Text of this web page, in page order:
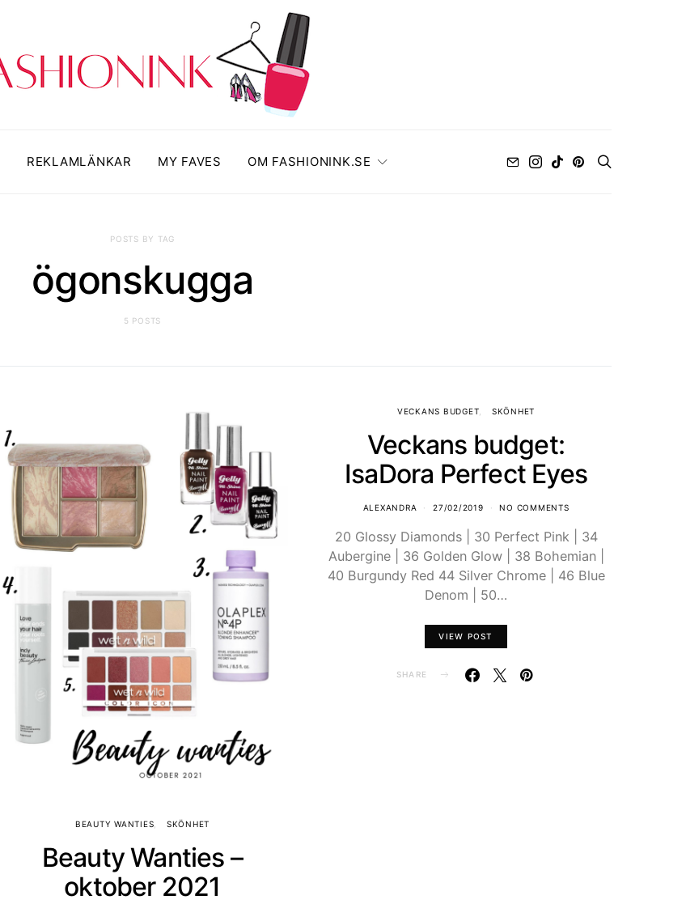
REKLAMLÄNKAR MY FAVES OM FASHIONINK.SE
POSTS BY TAG
ögonskugga
5 POSTS
BEAUTY WANTIES SKÖNHET
Beauty Wanties –
oktober 2021
VECKANS BUDGET SKÖNHET
Veckans budget:
IsaDora Perfect Eyes
ALEXANDRA 27/02/2019 NO COMMENTS
20 Glossy Diamonds | 30 Perfect Pink | 34
Aubergine | 36 Golden Glow | 38 Bohemian |
40 Burgundy Red 44 Silver Chrome | 46 Blue
Denom | 50…
VIEW POST
SHARE